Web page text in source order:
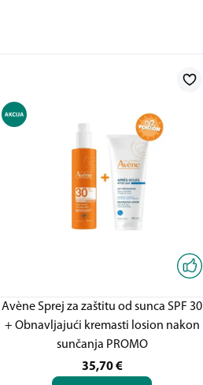
Avène Sprej za zaštitu od sunca SPF 30
+ Obnavljajući kremasti losion nakon
sunčanja PROMO
35,70 €